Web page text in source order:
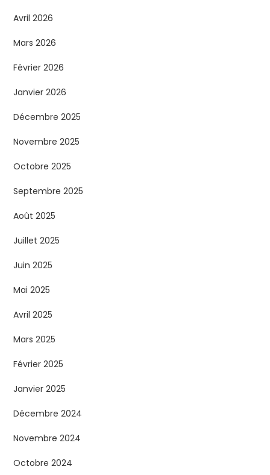
n
d
e
s
p
u
b
l
i
c
a
t
i
o
n
s
Avril 2026
Mars 2026
Février 2026
Janvier 2026
Décembre 2025
Novembre 2025
Octobre 2025
Septembre 2025
Août 2025
Juillet 2025
Juin 2025
Mai 2025
Avril 2025
Mars 2025
Février 2025
Janvier 2025
Décembre 2024
Novembre 2024
Octobre 2024